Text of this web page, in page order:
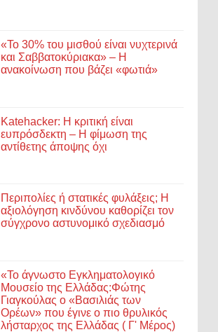
«Το 30% του μισθού είναι νυχτερινά
και Σαββατοκύριακα» – Η
ανακοίνωση που βάζει «φωτιά»
Katehacker: Η κριτική είναι
ευπρόσδεκτη – Η φίμωση της
αντίθετης άποψης όχι
Περιπολίες ή στατικές φυλάξεις; Η
αξιολόγηση κινδύνου καθορίζει τον
σύγχρονο αστυνομικό σχεδιασμό
«Το άγνωστο Εγκληματολογικό
Μουσείο της Ελλάδας:Φώτης
Γιαγκούλας ο «Βασιλιάς των
Ορέων» που έγινε ο πιο θρυλικός
λήσταρχος της Ελλάδας ( Γ' Μέρος)